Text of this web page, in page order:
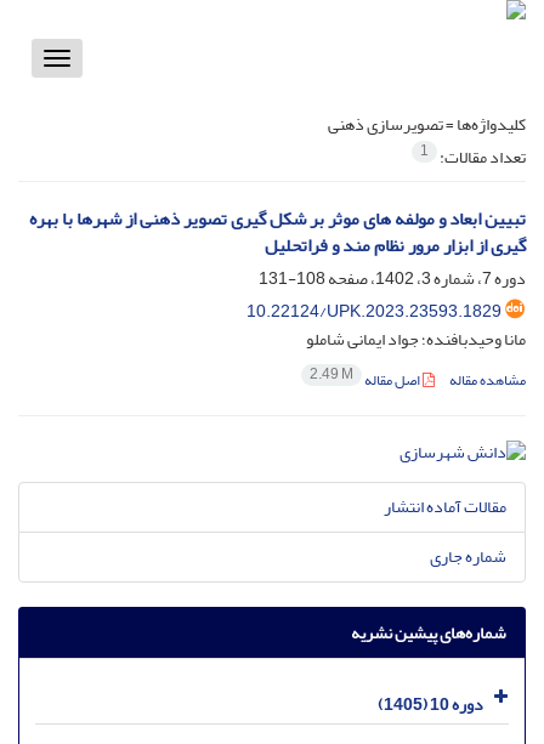
Toggle
کلیدواژه‌ها =تصویرسازی ذهنی
تعداد مقالات: 1
تبیین ابعاد و مولفه های موثر بر شکل گیری تصویر ذهنی از شهرها با بهره
گیری از ابزار مرور نظام مند و فراتحلیل
دوره 7، شماره 3، 1402، صفحه
108-131
10.22124/UPK.2023.23593.1829
مانا وحیدبافنده؛ جواد ایمانی شاملو
مشاهده مقاله اصل مقاله 2.49 M
مقالات آماده انتشار
شماره جاری
شماره‌های پیشین نشریه
دوره 10 (1405)